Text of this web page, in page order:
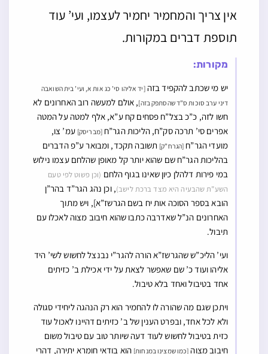
אין צריך והמחמיר יחמיר לעצמו, ועי’ עוד
תוספת דברים במקורות.
מקורות:
יש מי שכתב להקפיד בזה[יד אליהו סי’ כג אות א, ועי’ בית השואבה
דיני ערב סוכות ס”ד שהסתפק בזה], אולם למעשה רוב האחרונים לא
חשו לזה, כ”כ בצל”ח פסחים קח ע”א, אלף למטה על המטה
אפרים סי’ תרכה סק”ח, הליכות הגר”ח[מבריסק] עמ’ צו,
מועדי הגר”ח [הגרח”ק] תשובה תקכד, ומבואר ע”פ הדברים
בהליכות הגר”ח שם שהוא יותר קל מאופן שהלחם עצמו נילוש
במי פירות דלהלן כיון שאינו בגוף הלחם (וכן פשוט לפי טעם
השע”ת שהבעיה היא מצד ברכת לישב), וכן נהג הגר”ד בהר”ן
הובא בספר הסוכה אות יח בשם הגרשז”א], ויש מתוך
האחרונים הנ”ל שאדרבה כתבו שהוא חיבוב מצוה לאכלו עם
תיבול.
ועי’ הליכ”ש שהגרשז”א הורה להגר”י נבנצל לחשוש לשי’ היד
אליהו ועוד כ’ שם שאפשר לצאת על ידי אכילת ב’ כזיתים
אחד בטיבול ואחד בלא טיבול.
ויתכן שגם מה שהורה לו להחמיר הוא רק הנהגה ליחידי סגולה
ולא לכל אחד, ובפרט הענין של ב’ כזיתים דהיינו לאכול עוד
כזית בטיבול לחשוש לעוד דעה שיותר טוב עם טיבול משום
חיבוב מצוה [כמו שמצינו במנחות] הוא בודאי חומרא יתירה, דהרי